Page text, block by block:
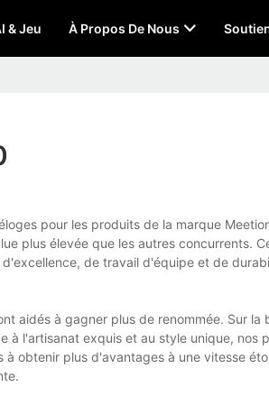
& Jeu À Propos De Nous
pour les produits de la marque
plus élevée que les autres concurrents.
de travail d'équipe et de
aidés à gagner plus de renommée. Sur la
à l'artisanat exquis et au style unique,
obtenir plus d'avantages à une vitesse